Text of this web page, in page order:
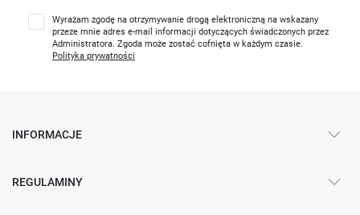
Wyrażam zgodę na otrzymywanie drogą elektroniczną na wskazany
przeze mnie adres e-mail informacji dotyczących świadczonych przez
Administratora. Zgoda może zostać cofnięta w każdym czasie.
Polityka prywatności
INFORMACJE
REGULAMINY